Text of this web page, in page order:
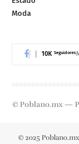
Moda
10K Seguidores
© Poblano.mx —
© 2025